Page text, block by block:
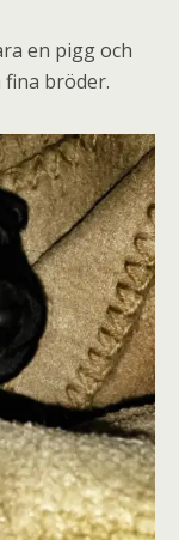
en pigg och
fina bröder.